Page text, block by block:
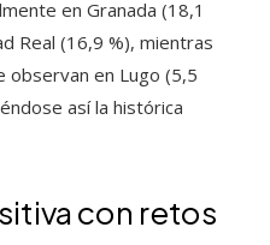
en Granada (18,1
Real (16,9 %), mientras
observan en Lugo (5,5
así la histórica
con retos